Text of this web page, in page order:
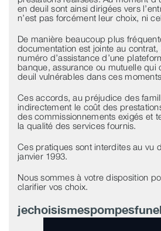
en deuil sont ainsi dirigées vers
n’est pas forcément leur choix, ni
De manière beaucoup plus
documentation est jointe au
numéro d’assistance d’une
banque, assurance ou mutuelle qui
deuil vulnérables dans ces
Ces accords, au préjudice des
indirectement le coût des
des commissionnements exigés et
la qualité des services fournis.
Ces pratiques sont interdites au vu
janvier 1993.
Nous sommes à votre disposition
clarifier vos choix.